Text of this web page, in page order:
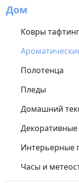
Дом
Ковры
Полотенца
Пледы
Домашний
Интерьерные
Часы и